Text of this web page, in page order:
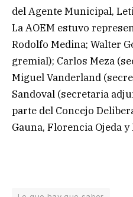
del Agente Municipal,
La AOEM estuvo
Rodolfo Medina; Walter
gremial); Carlos Meza
Miguel Vanderland
Sandoval (secretaria
parte del Concejo
Gauna, Florencia Ojeda